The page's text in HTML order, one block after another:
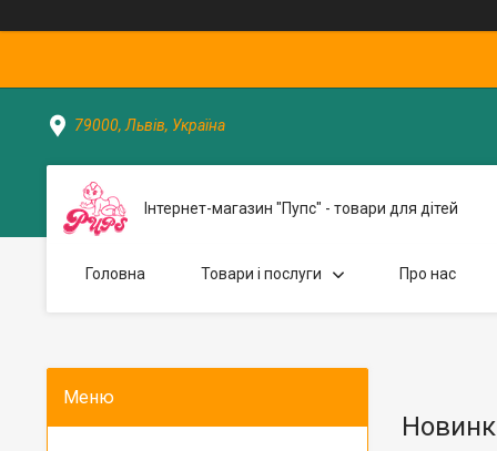
79000, Львів, Україна
Інтернет-магазин "Пупс" - товари для дітей
Головна Товари і послуги Про нас